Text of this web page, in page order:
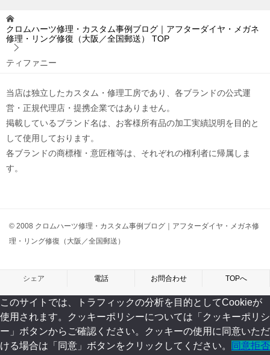
クロムハーツ修理・カスタム事例ブログ｜アフターダイヤ・メガネ
修理・リング修復（大阪／全国郵送）
TOP
ティファニー
当店は独立したカスタム・修理工房であり、各ブランドの公式運
営・正規代理店・提携企業ではありません。
掲載しているブランド名は、お客様所有品の加工実績説明を目的と
して使用しております。
各ブランドの商標権・意匠権等は、それぞれの権利者に帰属しま
す。
© 2008 クロムハーツ修理・カスタム事例ブログ｜アフターダイヤ・メガネ修
理・リング修復（大阪／全国郵送）
シェア 電話 お問合わせ TOPへ
このサイトでは、トラフィックの分析を目的としてCookieが
使用されます。クッキーポリシーについては「クッキーポリシ
ー」ボタンからご確認ください。クッキーの使用に同意いただ
ける場合は「同意」ボタンをクリックしてください。
同意拒否